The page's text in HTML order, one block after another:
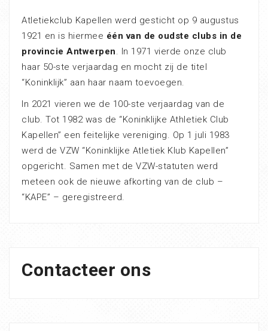
Atletiekclub Kapellen werd gesticht op 9 augustus
1921 en is hiermee één van de oudste clubs in de
provincie Antwerpen. In 1971 vierde onze club
haar 50-ste verjaardag en mocht zij de titel
“Koninklijk” aan haar naam toevoegen.
In 2021 vieren we de 100-ste verjaardag van de
club. Tot 1982 was de “Koninklijke Athletiek Club
Kapellen” een feitelijke vereniging. Op 1 juli 1983
werd de VZW “Koninklijke Atletiek Klub Kapellen”
opgericht. Samen met de VZW-statuten werd
meteen ook de nieuwe afkorting van de club –
“KAPE” – geregistreerd.
Contacteer ons